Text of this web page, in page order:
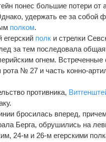
понес большие потери от
удержать ее за собой
полком.
полк и стрелки
за тем последовала
огнем.
рота № 27 и часть конно-
противника,
бросилась вперед,
Берга, обрушились на
24-м и 26-м егерскими